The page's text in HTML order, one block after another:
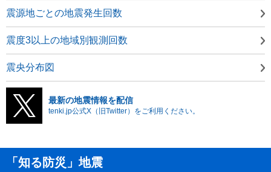
震源地ごとの地震発生回数
震度3以上の地域別観測回数
震央分布図
最新の地震情報を配信
tenki.jp公式X（旧Twitter）をご利用ください。
「知る防災」地震